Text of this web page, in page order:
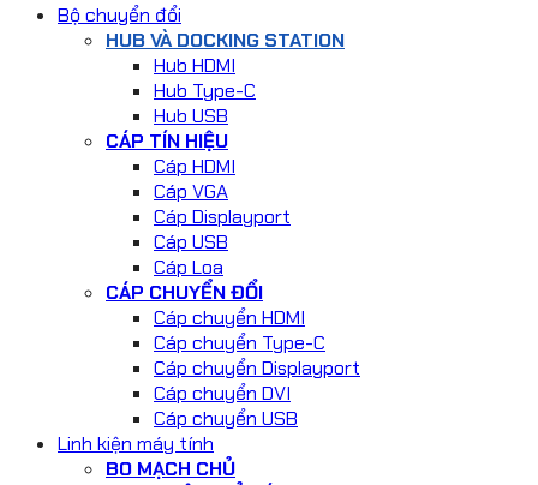
Bộ chuyển đổi
HUB VÀ DOCKING STATION
Hub HDMI
Hub Type-C
Hub USB
CÁP TÍN HIỆU
Cáp HDMI
Cáp VGA
Cáp Displayport
Cáp USB
Cáp Loa
CÁP CHUYỂN ĐỔI
Cáp chuyển HDMI
Cáp chuyển Type-C
Cáp chuyển Displayport
Cáp chuyển DVI
Cáp chuyển USB
Linh kiện máy tính
BO MẠCH CHỦ